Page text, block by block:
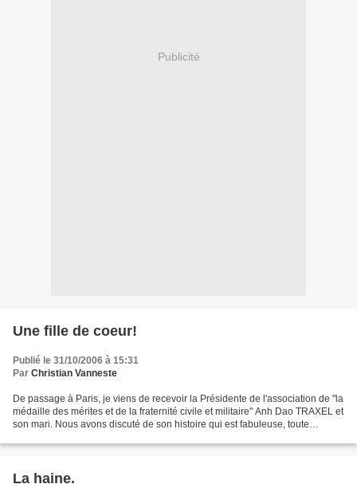
Publicité
Une fille de coeur!
Publié le 31/10/2006 à 15:31
Par Christian Vanneste
De passage à Paris, je viens de recevoir la Présidente de l'association de "la
médaille des mérites et de la fraternité civile et militaire" Anh Dao TRAXEL et
son mari. Nous avons discuté de son histoire qui est fabuleuse, toute
La haine.